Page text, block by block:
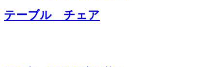
テーブル チェア